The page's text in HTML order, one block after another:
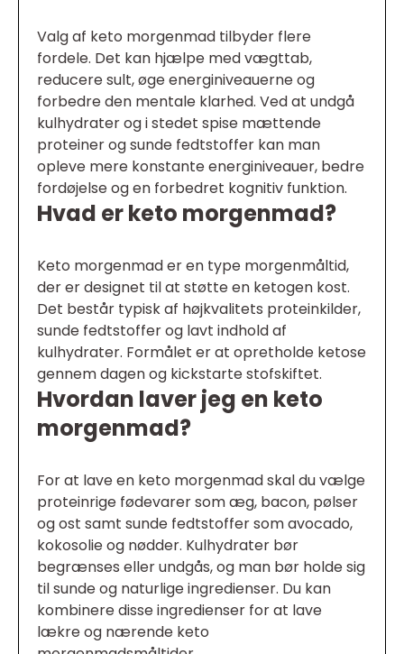
Valg af keto morgenmad tilbyder flere
fordele. Det kan hjælpe med vægttab,
reducere sult, øge energiniveauerne og
forbedre den mentale klarhed. Ved at undgå
kulhydrater og i stedet spise mættende
proteiner og sunde fedtstoffer kan man
opleve mere konstante energiniveauer, bedre
fordøjelse og en forbedret kognitiv funktion.
Hvad er keto morgenmad?
Keto morgenmad er en type morgenmåltid,
der er designet til at støtte en ketogen kost.
Det består typisk af højkvalitets proteinkilder,
sunde fedtstoffer og lavt indhold af
kulhydrater. Formålet er at opretholde ketose
gennem dagen og kickstarte stofskiftet.
Hvordan laver jeg en keto
morgenmad?
For at lave en keto morgenmad skal du vælge
proteinrige fødevarer som æg, bacon, pølser
og ost samt sunde fedtstoffer som avocado,
kokosolie og nødder. Kulhydrater bør
begrænses eller undgås, og man bør holde sig
til sunde og naturlige ingredienser. Du kan
kombinere disse ingredienser for at lave
lækre og nærende keto